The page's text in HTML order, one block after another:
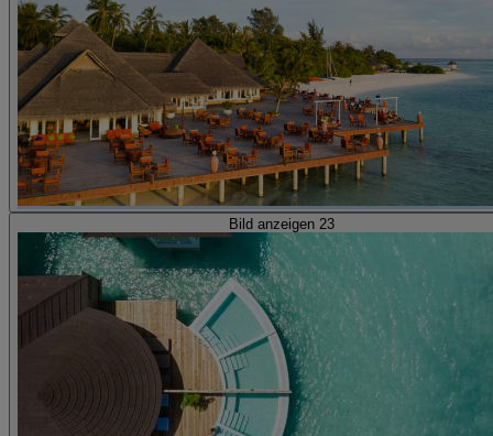
Bild anzeigen 23